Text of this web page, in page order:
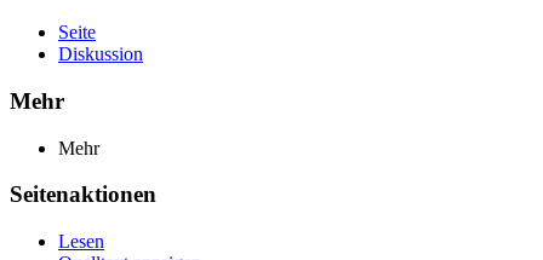
Seite
Diskussion
Mehr
Mehr
Seitenaktionen
Lesen